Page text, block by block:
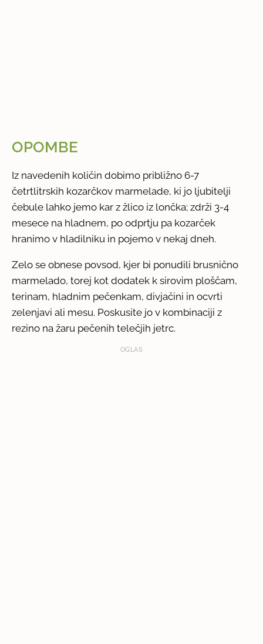
OPOMBE
Iz navedenih količin dobimo približno 6-7
četrtlitrskih kozarčkov marmelade, ki jo ljubitelji
čebule lahko jemo kar z žlico iz lončka; zdrži 3-4
mesece na hladnem, po odprtju pa kozarček
hranimo v hladilniku in pojemo v nekaj dneh.
Zelo se obnese povsod, kjer bi ponudili brusnično
marmelado, torej kot dodatek k sirovim ploščam,
terinam, hladnim pečenkam, divjačini in ocvrti
zelenjavi ali mesu. Poskusite jo v kombinaciji z
rezino na žaru pečenih telečjih jetrc.
OGLAS